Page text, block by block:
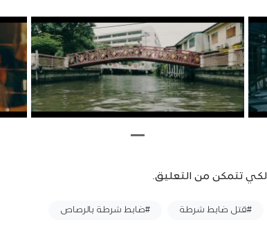
لكي تتمكن من التعليق.
#قتل ضابط شرطة #ضابط شرطة بالرصاص